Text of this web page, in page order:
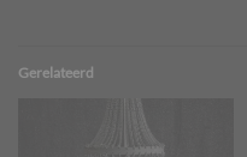
Gerelateerd